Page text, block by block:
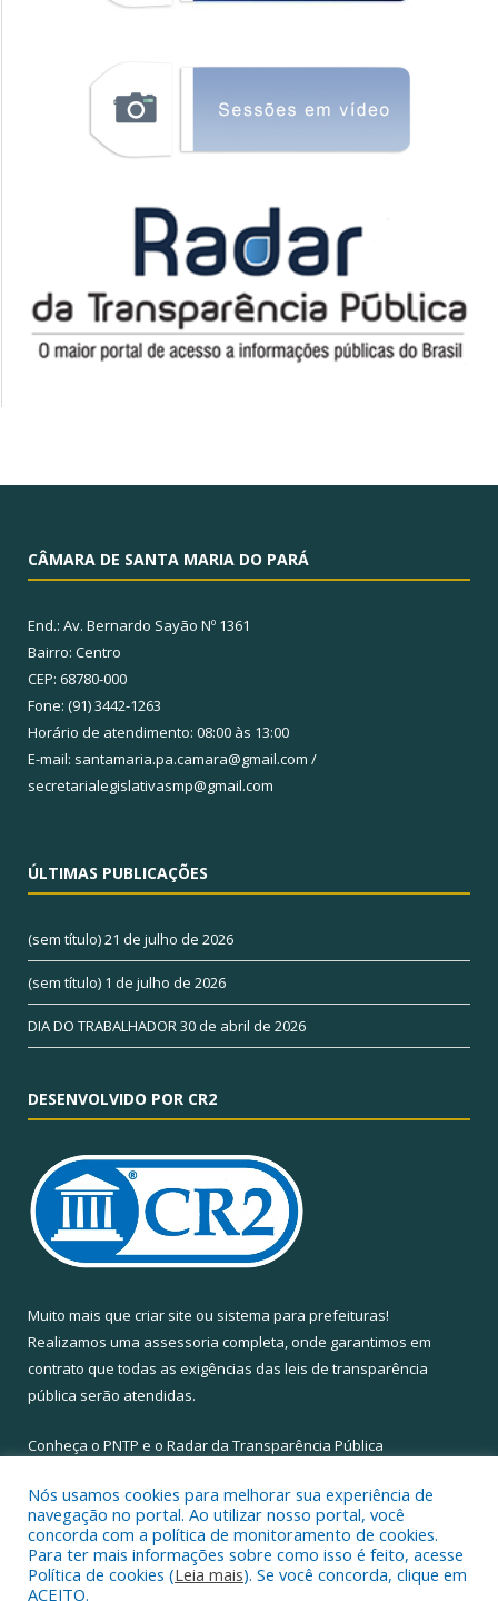
CÂMARA DE SANTA MARIA DO PARÁ
End.: Av. Bernardo Sayão Nº 1361
Bairro: Centro
CEP: 68780-000
Fone: (91) 3442-1263
Horário de atendimento: 08:00 às 13:00
E-mail: santamaria.pa.camara@gmail.com /
secretarialegislativasmp@gmail.com
ÚLTIMAS PUBLICAÇÕES
(sem título)21 de julho de 2026
(sem título) 1 de julho de 2026
DIA DO TRABALHADOR30 de abril de 2026
DESENVOLVIDO POR CR2
Muito mais que criar site ou sistema para prefeituras!
Realizamos uma assessoria completa, onde garantimos em
contrato que todas as exigências das leis de transparência
pública serão atendidas.
Conheça o PNTP e o Radar da Transparência Pública
Todos os direitos reservados a Câmara Municipal de Santa Maria
do Pará.
Nós usamos cookies para melhorar sua experiência de
navegação no portal. Ao utilizar nosso portal, você
concorda com a política de monitoramento de cookies.
Para ter mais informações sobre como isso é feito, acesse
Política de cookies (Leia mais). Se você concorda, clique em
ACEITO.